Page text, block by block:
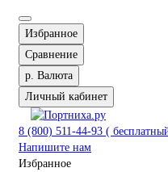
Избранное
Сравнение
р. Валюта
Личный кабинет
8 (800) 511-44-93 (
Напишите нам
Избранное